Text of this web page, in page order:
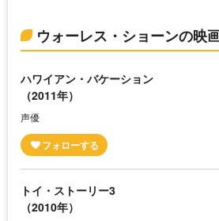
ウォーレス・ショーンの映
ハワイアン・バケーション
（2011年）
声優
トイ・ストーリー3
（2010年）